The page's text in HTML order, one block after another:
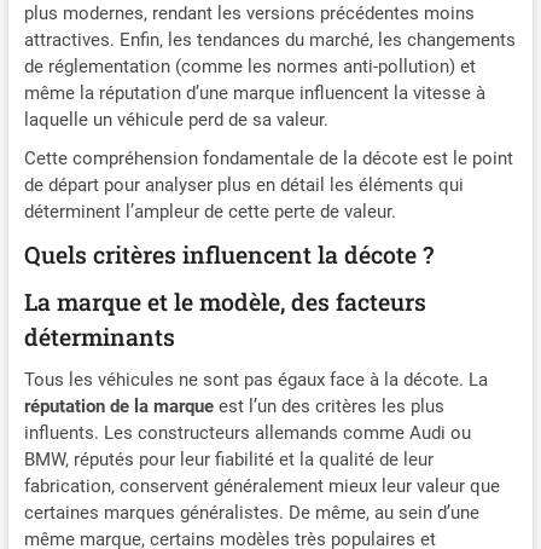
plus modernes, rendant les versions précédentes moins
attractives. Enfin, les tendances du marché, les changements
de réglementation (comme les normes anti-pollution) et
même la réputation d’une marque influencent la vitesse à
laquelle un véhicule perd de sa valeur.
Cette compréhension fondamentale de la décote est le point
de départ pour analyser plus en détail les éléments qui
déterminent l’ampleur de cette perte de valeur.
Quels critères influencent la décote ?
La marque et le modèle, des facteurs
déterminants
Tous les véhicules ne sont pas égaux face à la décote. La
réputation de la marqueest l’un des critères les plus
influents. Les constructeurs allemands comme Audi ou
BMW, réputés pour leur fiabilité et la qualité de leur
fabrication, conservent généralement mieux leur valeur que
certaines marques généralistes. De même, au sein d’une
même marque, certains modèles très populaires et